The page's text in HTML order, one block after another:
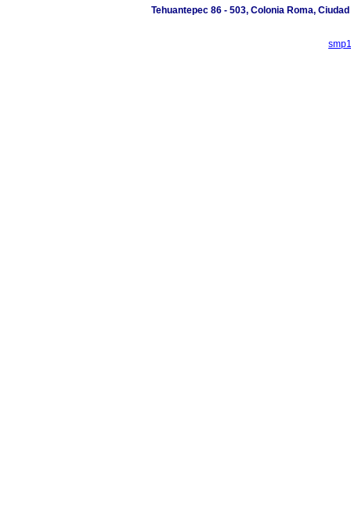
Tehuantepec 86 - 503, Colonia Roma,